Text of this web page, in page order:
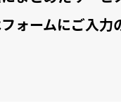
ォームにご入力